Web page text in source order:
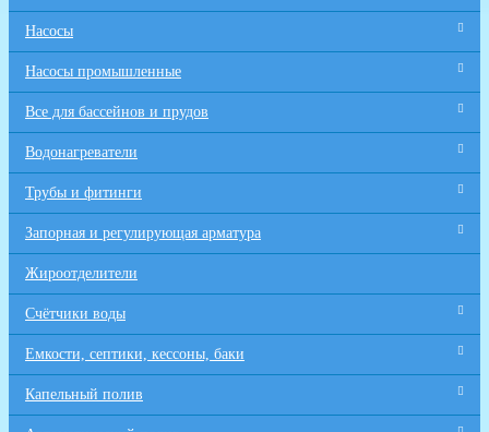
Насосы
Насосы промышленные
Все для бaссейнов и прудов
Водонагреватели
Трубы и фитинги
Запорная и регулирующая арматура
Жироотделители
Счётчики воды
Емкости, септики, кессоны, баки
Капельный полив